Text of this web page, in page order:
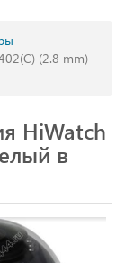
(2.8 mm)
HiWatch
в